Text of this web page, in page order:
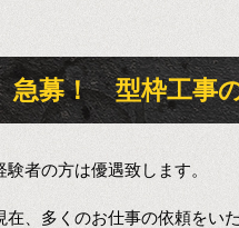
急募！ 型枠工事
験者の方は優遇致します。
在、多くのお仕事の依頼をい